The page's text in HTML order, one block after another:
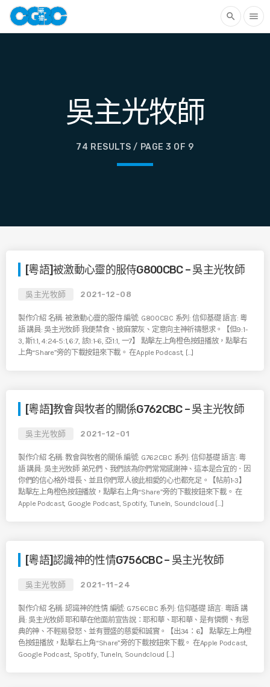
search menu
吳主光牧師
74 RESULTS / PAGE 3 OF 9
[粵語]被激動心靈的服侍G800CBC – 吳主光牧師
吳主光牧師 2021-12-08
製作介紹 名稱: 被激動心靈的服侍 編號: G800CBC 系列: 信仰基礎 語言: 粵
語 講員: 吳主光牧師 我便禁食、披麻蒙灰、定意向主神祈禱懇求。【但9:1-
3, 斯1:1, 4:24-5:1,6:7, 該1:1-6, 亞1:1, 一7】 點擊左上角橙色按鈕播放，點擊右
上角“Share”旁的下載按鈕來下載。 在Apple Podcast, […]
[粵語]教會與牧者的關係G762CBC – 吳主光牧師
吳主光牧師 2021-12-01
製作介紹 名稱: 教會與牧者的關係 編號: G762CBC 系列: 信仰基礎 語言: 粵
語 講員: 吳主光牧師 弟兄們、我們該為你們常常感謝神、這本是合宜的．因
你們的信心格外增長、並且你們眾人彼此相愛的心也都充足。【帖前1-3】
點擊左上角橙色按鈕播放，點擊右上角“Share”旁的下載按鈕來下載。 在
Apple Podcast, Google Podcast, Spotify, TuneIn, Soundcloud […]
[粵語]認識神的性情G756CBC – 吳主光牧師
吳主光牧師 2021-11-24
製作介紹 名稱: 認識神的性情 編號: G756CBC 系列: 信仰基礎 語言: 粵語 講
員: 吳主光牧師 耶和華在他面前宣告說：耶和華、耶和華、是有憐憫、有恩
典的神、不輕易發怒、並有豐盛的慈愛和誠實。【出34：6】 點擊左上角橙
色按鈕播放，點擊右上角“Share”旁的下載按鈕來下載。 在Apple Podcast,
Google Podcast, Spotify, TuneIn, Soundcloud […]